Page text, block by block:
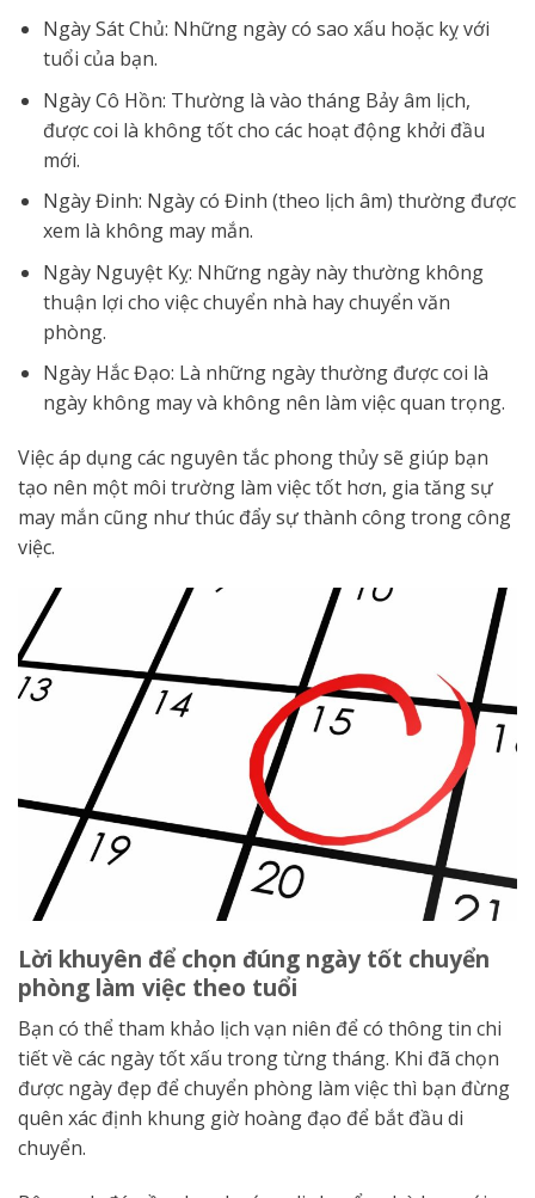
Ngày Sát Chủ: Những ngày có sao xấu hoặc kỵ với
tuổi của bạn.
Ngày Cô Hồn: Thường là vào tháng Bảy âm lịch,
được coi là không tốt cho các hoạt động khởi đầu
mới.
Ngày Đinh: Ngày có Đinh (theo lịch âm) thường được
xem là không may mắn.
Ngày Nguyệt Kỵ: Những ngày này thường không
thuận lợi cho việc chuyển nhà hay chuyển văn
phòng.
Ngày Hắc Đạo: Là những ngày thường được coi là
ngày không may và không nên làm việc quan trọng.
Việc áp dụng các nguyên tắc phong thủy sẽ giúp bạn
tạo nên một môi trường làm việc tốt hơn, gia tăng sự
may mắn cũng như thúc đẩy sự thành công trong công
việc.
Lời khuyên để chọn đúng ngày tốt chuyển
phòng làm việc theo tuổi
Bạn có thể tham khảo lịch vạn niên để có thông tin chi
tiết về các ngày tốt xấu trong từng tháng. Khi đã chọn
được ngày đẹp để chuyển phòng làm việc thì bạn đừng
quên xác định khung giờ hoàng đạo để bắt đầu di
chuyển.